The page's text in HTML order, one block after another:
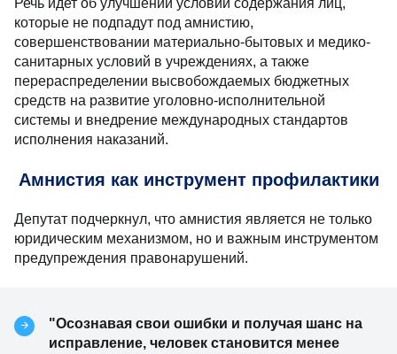
Речь идет об улучшении условий содержания лиц,
которые не подпадут под амнистию,
совершенствовании материально-бытовых и медико-
санитарных условий в учреждениях, а также
перераспределении высвобождаемых бюджетных
средств на развитие уголовно-исполнительной
системы и внедрение международных стандартов
исполнения наказаний.
Амнистия как инструмент профилактики
Депутат подчеркнул, что амнистия является не только
юридическим механизмом, но и важным инструментом
предупреждения правонарушений.
"Осознавая свои ошибки и получая шанс на
исправление, человек становится менее